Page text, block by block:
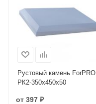
Рустовый камень ForPRO
РК2-350х450х50
от 397 ₽